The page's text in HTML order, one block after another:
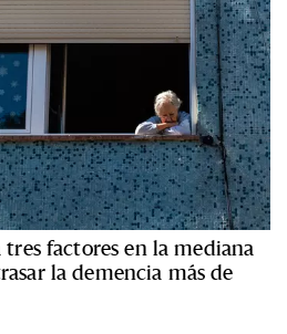
factores en la mediana
la demencia más de